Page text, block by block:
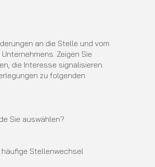
an die Stelle und vom
Zeigen Sie
die Interesse signalisieren.
zu folgenden
Sie auswählen?
Stellenwechsel